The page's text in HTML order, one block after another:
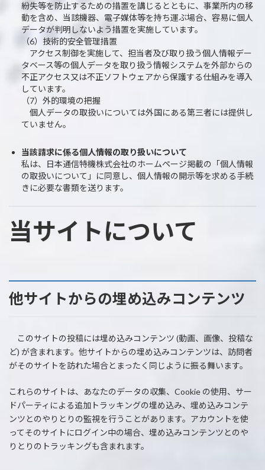
紛失等を防止するための措置を講じるとともに、事業所内の移
動を含め、当該機器、電子媒体等を持ち運ぶ場合、容易に個人
データが判明しないよう措置を実施しています。
（6）技術的安全管理措置
アクセス制御を実施して、担当者及び取り扱う個人情報デー
タベース等の個人データを取り扱う情報システムを外部からの
不正アクセス又は不正ソフトウェアから保護する仕組みを導入
しています。
（7）外的環境の把握
個人データの取扱いについては外国にある第三者には提供し
ていません。
当該請求に係る個人情報の取り扱いについて
私は、日本通信特機株式会社のホームページ掲載の「個人情報
の取扱いについて」に同意し、個人情報の開示等を求める手続
きに必要な書類を送ります。
当サイトについて
他サイトからの埋め込みコンテンツ
このサイトの投稿には埋め込みコンテンツ (動画、画像、投稿な
ど) が含まれます。他サイトからの埋め込みコンテンツは、訪問者
がそのサイトを訪れた場合とまったく同じように振る舞います。
これらのサイトは、あなたのデータの収集、Cookie の使用、サー
ドパーティによる追加トラッキングの埋め込み、埋め込みコンテ
ンツとのやりとりの監視を行うことがあります。アカウントを使
ってそのサイトにログイン中の場合、埋め込みコンテンツとのや
りとりのトラッキングも含まれます。